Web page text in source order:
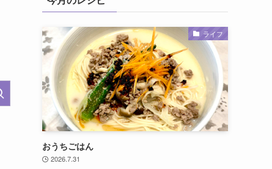
ライフ
おうちごはん
2026.7.31